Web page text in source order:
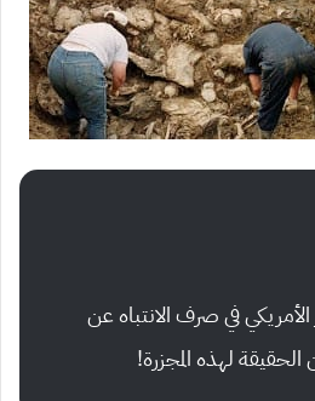
في صرف الانتباه عن
لهذه المجزرة!